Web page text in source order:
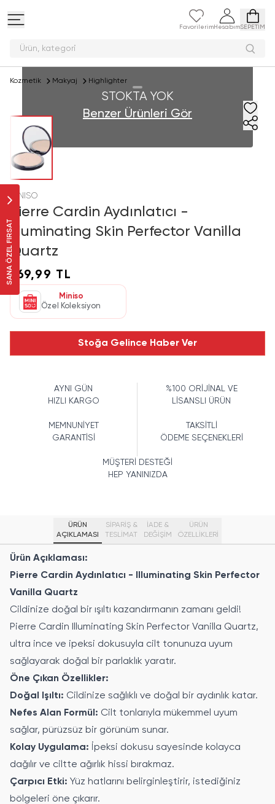
Favorilerim HesabımSEPETİM
Ürün, kate
SANA ÖZEL FIRSAT
Kozmetik Makyaj Highlighter
STOKTA YOK
Benzer Ürünleri Gör
MINISO
Pierre Cardin Aydınlatıcı -
Illuminating Skin Perfector Vanilla
Quartz
169,99 TL
Miniso
Özel Koleksiyon
Stoğa Gelince Haber Ver
AYNI GÜN
HIZLI KARGO
%100 ORİJİNAL VE
LİSANSLI ÜRÜN
MEMNUNİYET
GARANTİSİ
TAKSİTLİ
ÖDEME SEÇENEKLERİ
MÜŞTERİ DESTEĞİ
HEP YANINIZDA
ÜRÜN
AÇIKLAMASI
SİPARİŞ &
TESLİMAT
İADE &
DEĞİŞİM
ÜRÜN
ÖZELLIKLERI
Ürün Açıklaması:
Pierre Cardin Aydınlatıcı - Illuminating Skin Perfector
Vanilla Quartz
Cildinize doğal bir ışıltı kazandırmanın zamanı geldi!
Pierre Cardin Illuminating Skin Perfector Vanilla Quartz,
ultra ince ve ipeksi dokusuyla cilt tonunuza uyum
sağlayarak doğal bir parlaklık yaratır.
Öne Çıkan Özellikler:
Doğal Işıltı: Cildinize sağlıklı ve doğal bir aydınlık katar.
Nefes Alan Formül: Cilt tonlarıyla mükemmel uyum
sağlar, pürüzsüz bir görünüm sunar.
Kolay Uygulama: İpeksi dokusu sayesinde kolayca
dağılır ve ciltte ağırlık hissi bırakmaz.
Çarpıcı Etki: Yüz hatlarını belirginleştirir, istediğiniz
bölgeleri öne çıkarır.